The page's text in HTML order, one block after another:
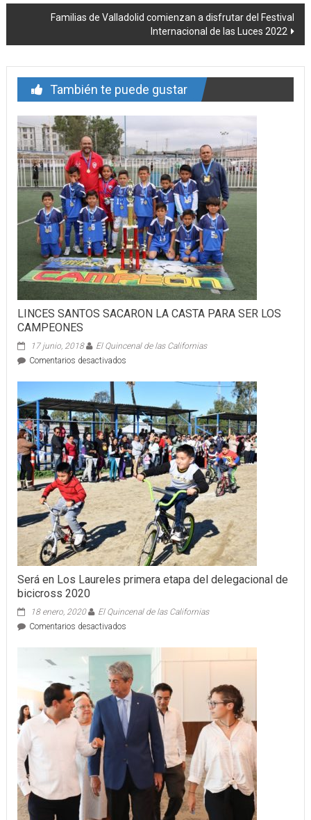
entradaFamilias de Valladolid comienzan a disfrutar del Festival
Internacional de las Luces 2022
También te puede gustar
LINCES SANTOS SACARON LA CASTA PARA SER LOS
CAMPEONES
17 junio, 2018
El Quincenal de las Californias
Comentarios desactivadosen
SANTOS
SACARON
LA
CASTA
PARA
SER
LOS
CAMPEONES
Será en Los Laureles primera etapa del delegacional de
bicicross 2020
18 enero, 2020
El Quincenal de las Californias
Comentarios desactivadosen
en
Los
Laureles
primera
etapa
del
delegacional
de
bicicross
2020